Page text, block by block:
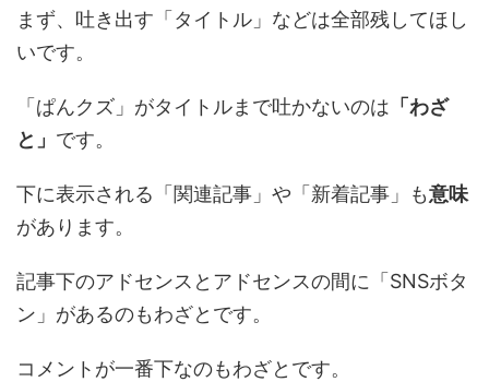
まず、吐き出す「タイトル」などは全部残してほし
いです。
「ぱんクズ」がタイトルまで吐かないのは 「わざ
と」 です。
下に表示される「関連記事」や「新着記事」も意味
があります。
記事下のアドセンスとアドセンスの間に「SNSボタ
ン」があるのもわざとです。
コメントが一番下なのもわざとです。